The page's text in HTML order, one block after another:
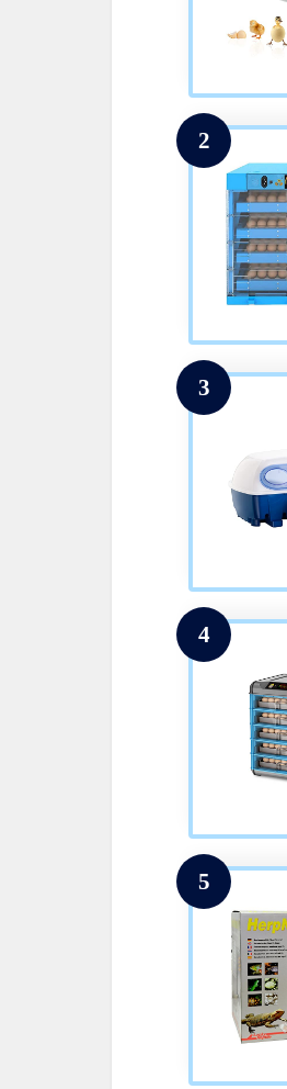
2
3
4
5